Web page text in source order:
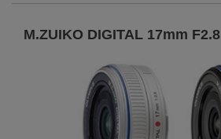
M.ZUIKO DIGITAL 17mm F2.8